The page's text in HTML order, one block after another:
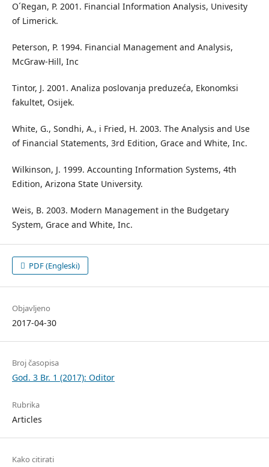
O´Regan, P. 2001. Financial Information Analysis, Univesity
of Limerick.
Peterson, P. 1994. Financial Management and Analysis,
McGraw-Hill, Inc
Tintor, J. 2001. Analiza poslovanja preduzeća, Ekonomksi
fakultet, Osijek.
White, G., Sondhi, A., i Fried, H. 2003. The Analysis and Use
of Financial Statements, 3rd Edition, Grace and White, Inc.
Wilkinson, J. 1999. Accounting Information Systems, 4th
Edition, Arizona State University.
Weis, B. 2003. Modern Management in the Budgetary
System, Grace and White, Inc.
PDF (Engleski)
Objavljeno
2017-04-30
Broj časopisa
God. 3 Br. 1 (2017): Oditor
Rubrika
Articles
Kako citirati